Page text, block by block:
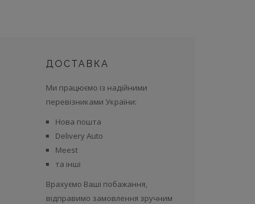
ДОСТАВКА
Ми працюємо із надійними
перевізниками України:
Нова пошта
Delivery Auto
Meest
та інші
Врахуємо Ваші побажання,
відправимо замовлення зручним